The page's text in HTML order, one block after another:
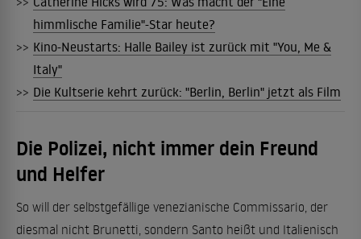
himmlische Familie"-Star heute?
>> Kino-Neustarts: Halle Bailey ist zurück mit "You, Me &
Italy"
>> Die Kultserie kehrt zurück: "Berlin, Berlin" jetzt als Film
Die Polizei, nicht immer dein Freund
und Helfer
So will der selbstgefällige venezianische Commissario, der
diesmal nicht Brunetti, sondern Santo heißt und Italienisch